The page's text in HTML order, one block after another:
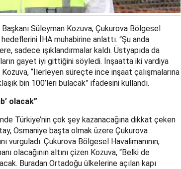
Süleyman Kozuva, Çukurova Bölgesel
İHA muhabirine anlattı. “Şu anda
sadece ışıklandırmalar kaldı. Üstyapıda da
gayet iyi gittiğini söyledi. İnşaatta iki vardiya
“İlerleyen süreçte ince inşaat çalışmalarına
bin 100’leri bulacak” ifadesini kullandı.
olacak”
Türkiye’nin çok şey kazanacağına dikkat çeken
Osmaniye başta olmak üzere Çukurova
vurguladı. Çukurova Bölgesel Havalimanının,
olacağının altını çizen Kozuva, “Belki de
Buradan Ortadoğu ülkelerine açılan kapı